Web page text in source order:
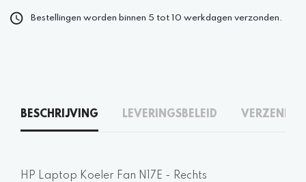
Bestellingen worden binnen 5 tot 10 werkdagen verzonden.
BESCHRIJVING LEVERINGSBELEID
HP Laptop Koeler Fan N17E - Rechts